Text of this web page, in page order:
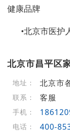
健康品牌
•北京市医护
北京市昌平区
地址： 北京市
联系： 客服
手机：
电话： 400-